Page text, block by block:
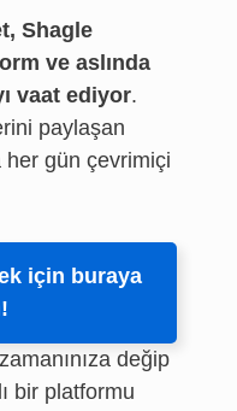
Shagle
ve aslında
vaat ediyor.
paylaşan
gün çevrimiçi
için buraya
değip
bir platformu